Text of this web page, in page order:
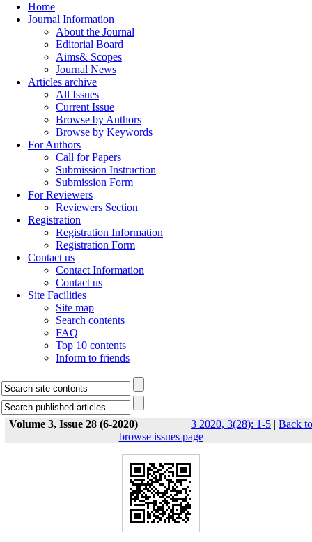
Home
Journal Information
About the Journal
Editorial Board
Aims& Scopes
Journal News
Articles archive
All Issues
Current Issue
Browse by Authors
Browse by Keywords
For Authors
Call for Papers
Submission Instruction
Submission Form
For Reviewers
Reviewers Section
Registration
Registration Information
Registration Form
Contact us
Contact Information
Contact us
Site Facilities
Site map
Search contents
FAQ
Top 10 contents
Inform to friends
Volume 3, Issue 28 (6-2020) 3 2020, 3(28): 1-5 | Back to
browse issues page